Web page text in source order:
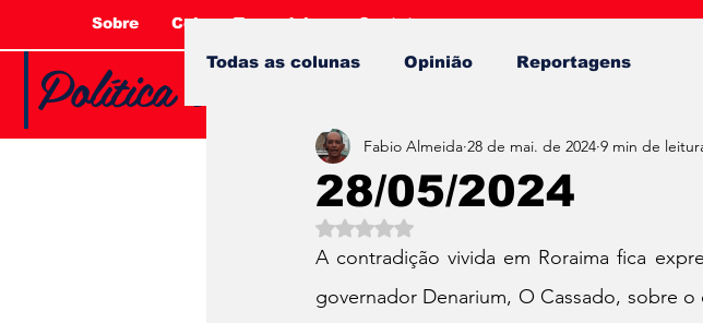
Sobre Coluna Tucandeira Contato
Política e Opinião com Fábio Almeida
Todas as colunas Opinião Reportagens
28/05/2024
Fabio Almeida 28 de mai. de 2024 9 min de
Avaliado com NaN de 5 estrelas.
A contradição vivida em Roraima fica
governador Denarium, O Cassado, sobre